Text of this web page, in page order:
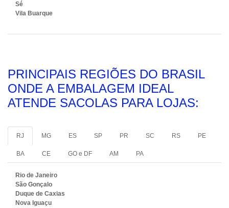
Sé
Vila Buarque
PRINCIPAIS REGIÕES DO BRASIL
ONDE A EMBALAGEM IDEAL
ATENDE SACOLAS PARA LOJAS:
RJ MG ES SP PR SC RS PE
BA CE GO e DF AM PA
Rio de Janeiro
São Gonçalo
Duque de Caxias
Nova Iguaçu